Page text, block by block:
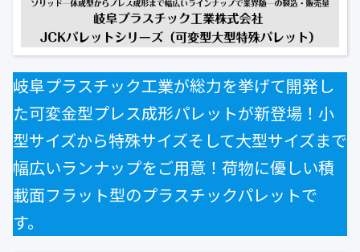
会社案内
🇺🇸🇰🇷🇹🇼🇻🇳
岐阜プラスチック工業が総力を挙げて開発し
た可変金型プレス成形パレットが新登場！小
型サイズから特殊サイズそして大型サイズまで
幅広いランナップをご用意！荷物に優しい積
載面フラット型のプラスチックパレットで
す。